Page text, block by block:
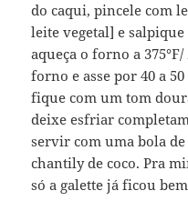
do caqui, pincele com
leite vegetal] e
aqueça o forno a 375°F/
forno e asse por 40 a
fique com um tom
deixe esfriar
servir com uma bola
chantily de coco. Pra
só a galette já ficou